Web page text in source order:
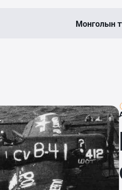
Монголын